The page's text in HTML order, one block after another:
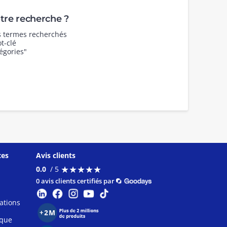
recherche ?
recherchés
clé
Avis clients
0.0 / 5 ★★★★★
★★★★★
0 avis clients certifiés par